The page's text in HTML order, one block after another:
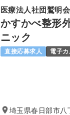
医療法人社団鷲明会
かすかべ整形
ニック
直接応募求人 電子
埼玉県春日部市八